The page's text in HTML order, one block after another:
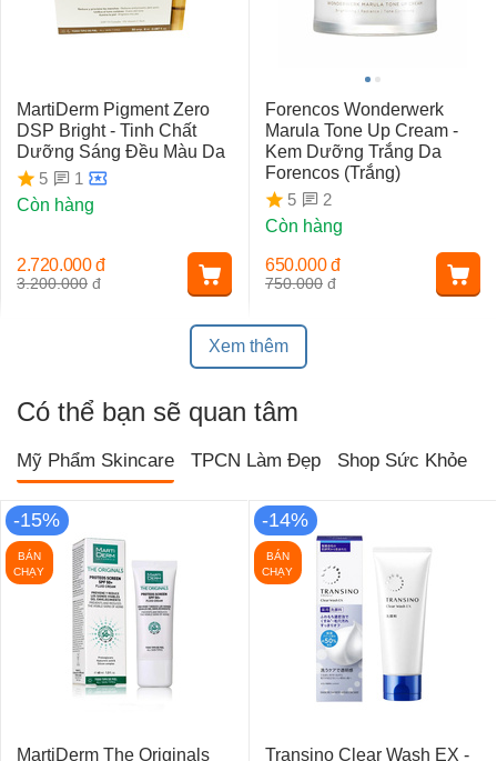
MartiDerm Pigment Zero
DSP Bright - Tinh Chất
Dưỡng Sáng Đều Màu Da
5
1
Còn hàng
3.200.000 đ
2.720.000 đ
Forencos Wonderwerk
Marula Tone Up Cream -
Kem Dưỡng Trắng Da
Forencos (Trắng)
5
2
Còn hàng
750.000 đ
650.000 đ
Xem thêm
Có thể bạn sẽ quan tâm
Mỹ Phẩm Skincare TPCN Làm Đẹp Shop Sức Khỏe
-15%
BÁN
CHẠY
MartiDerm The Originals
-14%
BÁN
CHẠY
Transino Clear Wash EX -